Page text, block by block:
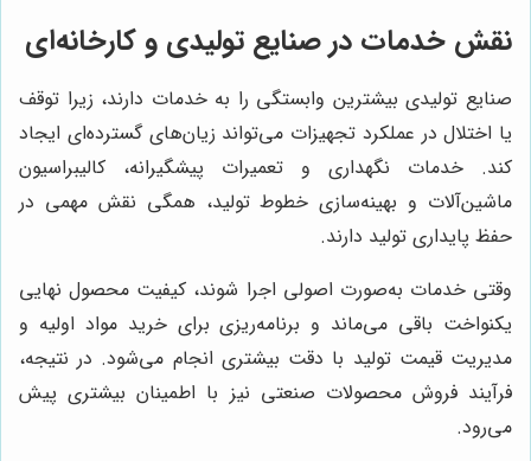
نقش خدمات در صنایع تولیدی و کارخانه‌ای
صنایع تولیدی بیشترین وابستگی را به خدمات دارند، زیرا توقف
یا اختلال در عملکرد تجهیزات می‌تواند زیان‌های گسترده‌ای ایجاد
کند. خدمات نگهداری و تعمیرات پیشگیرانه، کالیبراسیون
ماشین‌آلات و بهینه‌سازی خطوط تولید، همگی نقش مهمی در
حفظ پایداری تولید دارند.
وقتی خدمات به‌صورت اصولی اجرا شوند، کیفیت محصول نهایی
یکنواخت باقی می‌ماند و برنامه‌ریزی برای خرید مواد اولیه و
مدیریت قیمت تولید با دقت بیشتری انجام می‌شود. در نتیجه،
فرآیند فروش محصولات صنعتی نیز با اطمینان بیشتری پیش
می‌رود.